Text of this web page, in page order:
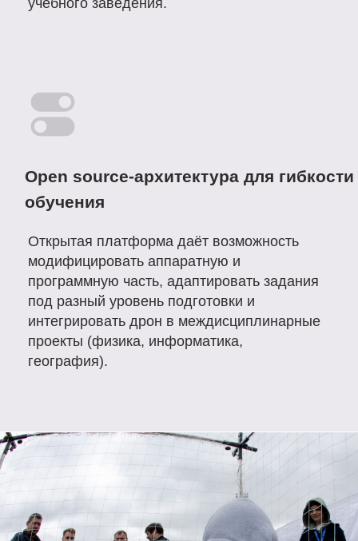
и конструирование
Прикладное программирование
и автоматизация полетов
Операторные навыки и пространственное
мышление
КАКИЕ НАВЫКИ
ЧТО ВХОДИТ В КОМПЛЕКТ